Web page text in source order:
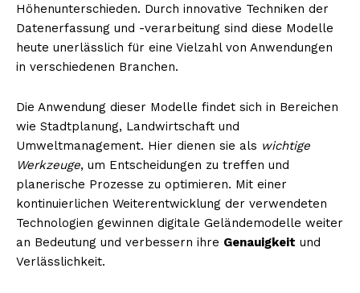
Höhenunterschieden. Durch innovative Techniken der
Datenerfassung und -verarbeitung sind diese Modelle
heute unerlässlich für eine Vielzahl von Anwendungen
in verschiedenen Branchen.
Die Anwendung dieser Modelle findet sich in Bereichen
wie Stadtplanung, Landwirtschaft und
Umweltmanagement. Hier dienen sie als wichtige
Werkzeuge, um Entscheidungen zu treffen und
planerische Prozesse zu optimieren. Mit einer
kontinuierlichen Weiterentwicklung der verwendeten
Technologien gewinnen digitale Geländemodelle weiter
an Bedeutung und verbessern ihre Genauigkeit und
Verlässlichkeit.